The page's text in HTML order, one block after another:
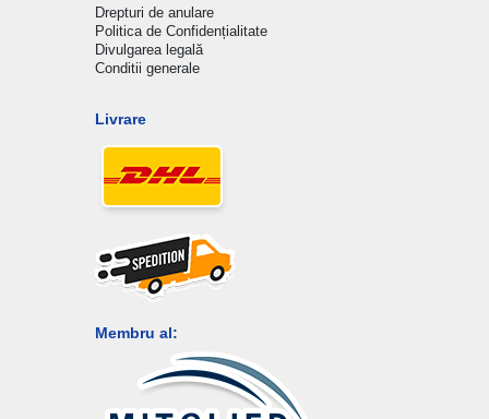
Drepturi de anulare
Politica de Confidențialitate
Divulgarea legală
Conditii generale
Livrare
Membru al: